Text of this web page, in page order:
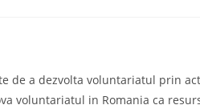
de a dezvolta voluntariatul prin
voluntariatul in Romania ca